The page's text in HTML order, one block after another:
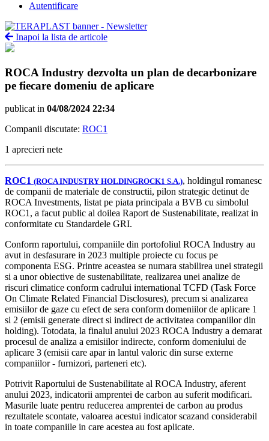
Autentificare
Inapoi la lista de articole
ROCA Industry dezvolta un plan de decarbonizare
pe fiecare domeniu de aplicare
publicat in 04/08/2024 22:34
Companii discutate: ROC1
1 aprecieri nete
ROC1 (ROCA INDUSTRY HOLDINGROCK1 S.A.), holdingul romanesc
de companii de materiale de constructii, pilon strategic detinut de
ROCA Investments, listat pe piata principala a BVB cu simbolul
ROC1, a facut public al doilea Raport de Sustenabilitate, realizat in
conformitate cu Standardele GRI.
Conform raportului, companiile din portofoliul ROCA Industry au
avut in desfasurare in 2023 multiple proiecte cu focus pe
componenta ESG. Printre aceastea se numara stabilirea unei strategii
si a unor obiective de sustenabilitate, realizarea unei analize de
riscuri climatice conform cadrului international TCFD (Task Force
On Climate Related Financial Disclosures), precum si analizarea
emisiilor de gaze cu efect de sera conform domeniilor de aplicare 1
si 2 (emisii generate direct si indirect de activitatea companiilor din
holding). Totodata, la finalul anului 2023 ROCA Industry a demarat
procesul de analiza a emisiilor indirecte, conform domeniului de
aplicare 3 (emisii care apar in lantul valoric din surse externe
companiilor - furnizori, parteneri etc).
Potrivit Raportului de Sustenabilitate al ROCA Industry, aferent
anului 2023, indicatorii amprentei de carbon au suferit modificari.
Masurile luate pentru reducerea amprentei de carbon au produs
rezultatele scontate, valoarea acestui indicator scazand considerabil
in toate companiile in care acestea au fost aplicate.